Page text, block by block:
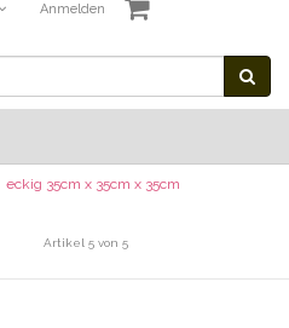
Anmelden
eckig 35cm x 35cm x 35cm
Artikel 5 von 5